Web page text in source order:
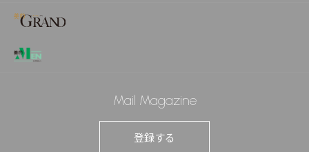
Mail Magazine
登録する